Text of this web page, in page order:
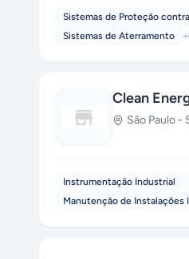
Sistemas de Proteção
Sistemas de Aterramento
+
Clean
São Paulo -
Instrumentação Industrial
Manutenção de Instalações